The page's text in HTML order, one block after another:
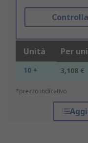
Unità Per
10 + 3,108 €
*prezzo indicativo